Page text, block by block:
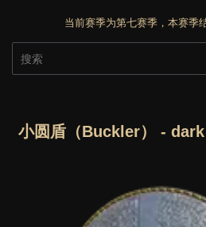
当前赛季为第七赛季，本赛季
小圆盾（Buckler） -